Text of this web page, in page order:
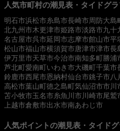
人気市町村の潮見表・タイドグラ
明石市浜松市糸島市長崎市周防大島
北九州市木更津市姫路市淡路市九十
名古屋市呉市延岡市志摩市館山市平
松山市福山市横須賀市唐津市津市長
伊万里市天草市今治市南知多町勝浦
芦北町愛南町いわき市大磯町千葉市
鈴鹿市西尾市恩納村仙台市銚子市八
高松市葉山町徳之島町気仙沼市市川
苫小牧市玉名市糸魚川市川崎市尾鷲
上越市倉敷市出水市南あわじ市
人気ポイントの潮見表・タイドグ